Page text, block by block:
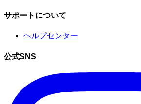
サポートについて
ヘルプセンター
公式SNS